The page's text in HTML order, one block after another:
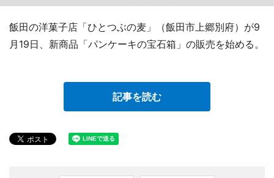
飯田の洋菓子店「ひとつぶの麦」（飯田市上郷別府）が9
月19日、新商品「パンケーキの宝石箱」の販売を始める。
記事を読む